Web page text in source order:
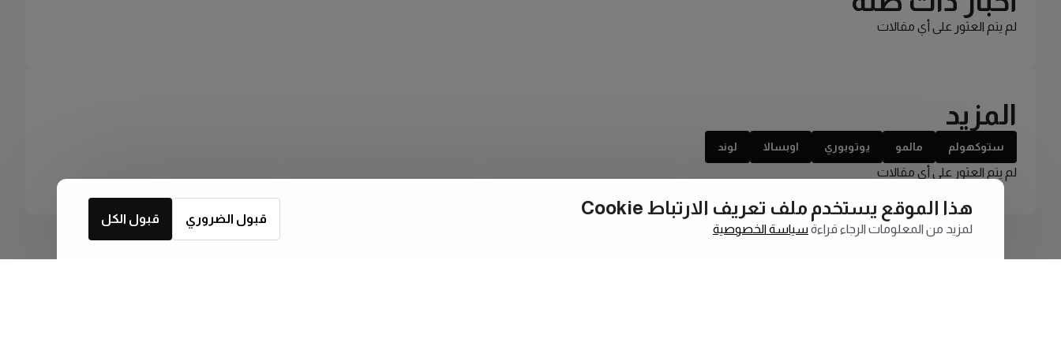
لم يتم العثور على أي مقالات
المزيد
ستوكهولم مالمو يوتوبوري اوبسالا لوند
لم يتم العثور على أي مقالات
هذا الموقع يستخدم ملف تعريف الارتباط Cookie
لمزيد من المعلومات الرجاء قراءة سياسة الخصوصية
قبول الكل قبول الضروري